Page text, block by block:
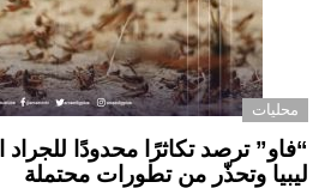
محليات
“فاو” ترصد تكاثرًا محدودًا
ليبيا وتحذّر من تطورات محتملة